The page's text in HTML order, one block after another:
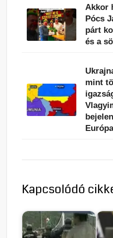
Akkor
Pócs
párt
és a
mint
Kapcsolódó